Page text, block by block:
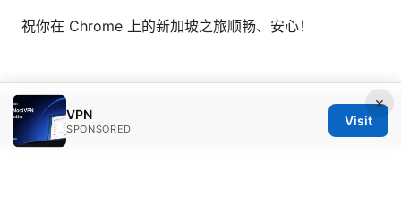
祝你在 Chrome 上的新加坡之旅顺畅、安心！
×
VPN
SPONSORED
Visit
© 2026 Bestmopreview